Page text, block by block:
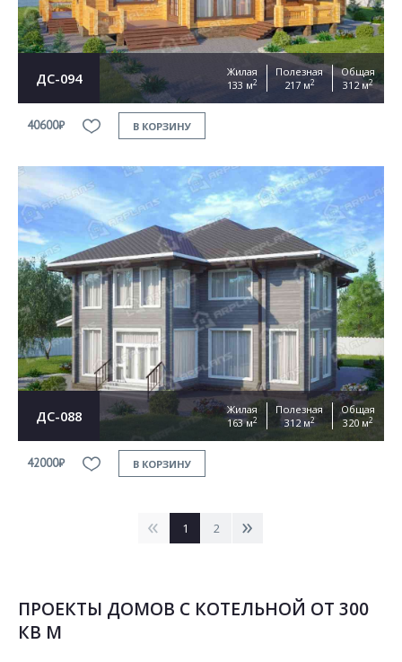
ДС-094
Жилая
133 м2
Полезная
217 м2
Общая
312 м2
40600₽ В КОРЗИНУ
ДС-088
Жилая
163 м2
Полезная
312 м2
Общая
320 м2
42000₽ В КОРЗИНУ
< 1 2 >
ПРОЕКТЫ ДОМОВ С КОТЕЛЬНОЙ ОТ 300
КВ М